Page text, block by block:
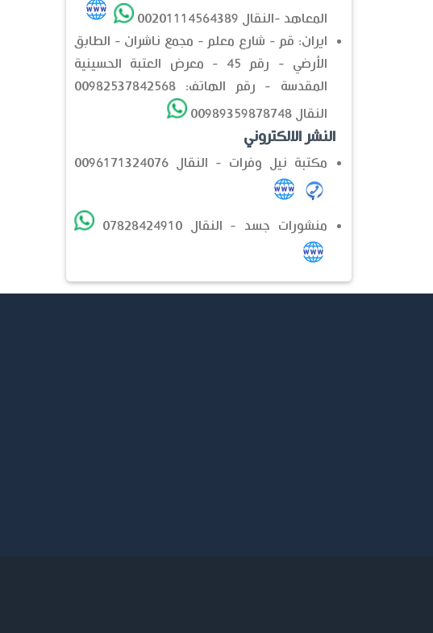
المعاهد -النقال 00201114564389
ايران: قم - شارع معلم - مجمع ناشران - الطابق
الأرضي - رقم 45 - معرض العتبة الحسينية
المقدسة - رقم الهاتف: 00982537842568
النقال 00989359878748
النشر الالكتروني
مكتبة نيل وفرات - النقال 0096171324076
منشورات جسد - النقال 07828424910